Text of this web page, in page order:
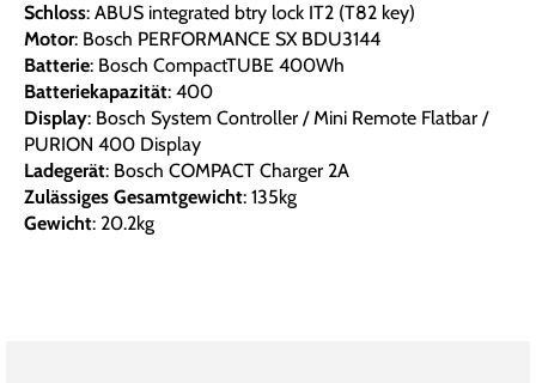
Schloss: ABUS integrated btry lock IT2 (T82 key)
Motor: Bosch PERFORMANCE SX BDU3144
Batterie: Bosch CompactTUBE 400Wh
Batteriekapazität: 400
Display: Bosch System Controller / Mini Remote Flatbar /
PURION 400 Display
Ladegerät: Bosch COMPACT Charger 2A
Zulässiges Gesamtgewicht: 135kg
Gewicht: 20.2kg